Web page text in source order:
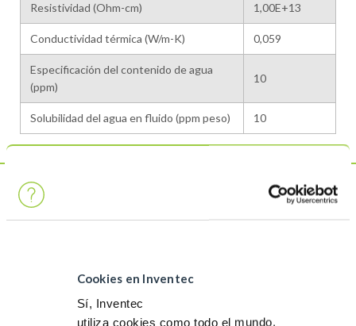
Cookies en Inventec
Sí, Inventec
utiliza cookies como todo el mundo.
Resistividad (Ohm-cm) 1,00E+13
Conductividad térmica (W/m-K) 0,059
Especificación del contenido de agua
(ppm)
10
Solubilidad del agua en fluido (ppm peso) 10
Este es un producto
No inflamable, sin punto de ignición y sin frases de riesgo
EUH: 100 % seguro para el almacenamiento y cuando se utiliza